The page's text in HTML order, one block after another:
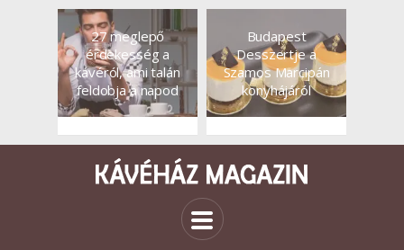
27 meglepő
érdekesség a
kávéról, ami talán
feldobja a napod
Budapest
Desszertje a
Szamos Marcipán
konyhájáról